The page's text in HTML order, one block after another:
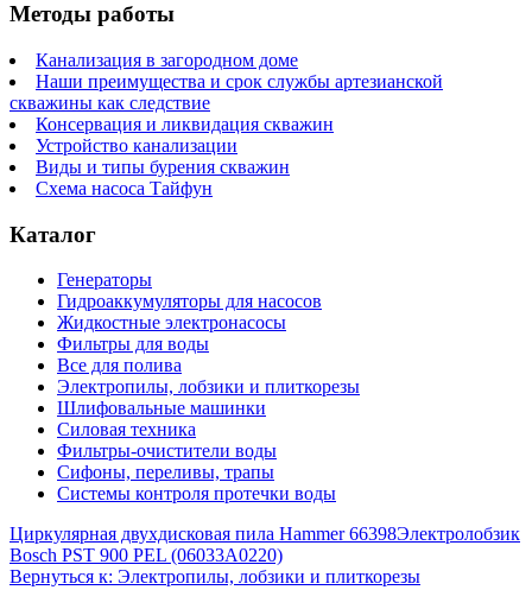
Методы работы
Канализация в загородном доме
Наши преимущества и срок службы артезианской
скважины как следствие
Консервация и ликвидация скважин
Устройство канализации
Виды и типы бурения скважин
Схема насоса Тайфун
Каталог
Генераторы
Гидроаккумуляторы для насосов
Жидкостные электронасосы
Фильтры для воды
Все для полива
Электропилы, лобзики и плиткорезы
Шлифовальные машинки
Силовая техника
Фильтры-очистители воды
Сифоны, переливы, трапы
Системы контроля протечки воды
Циркулярная двухдисковая пила Hammer 66398Электролобзик
Bosch PST 900 PEL (06033A0220)
Вернуться к: Электропилы, лобзики и плиткорезы